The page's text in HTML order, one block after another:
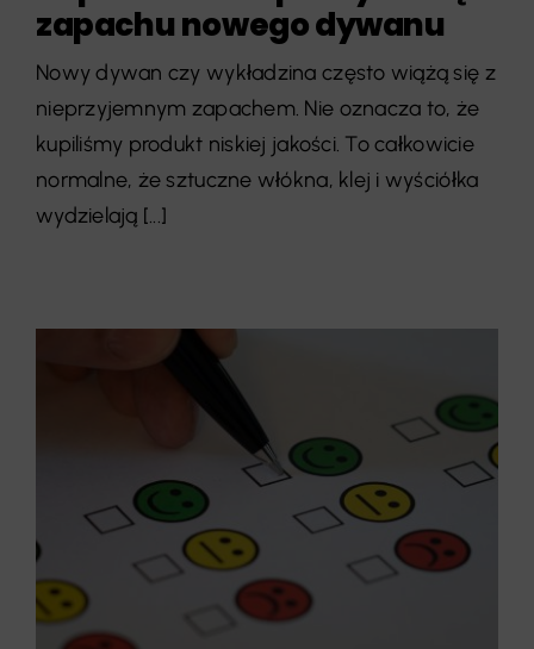
zapachu nowego dywanu
Nowy dywan czy wykładzina często wiążą się z
nieprzyjemnym zapachem. Nie oznacza to, że
kupiliśmy produkt niskiej jakości. To całkowicie
normalne, że sztuczne włókna, klej i wyściółka
wydzielają [...]